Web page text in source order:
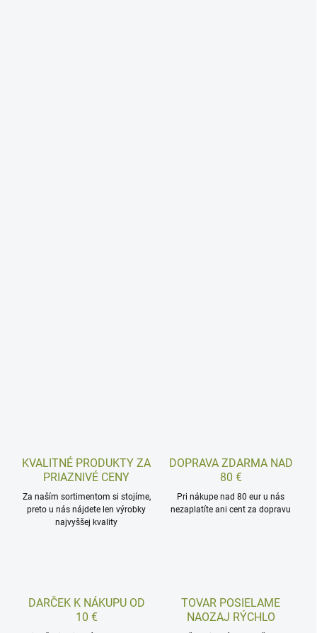
KVALITNÉ PRODUKTY ZA
PRIAZNIVÉ CENY
Za naším sortimentom si stojíme,
preto u nás nájdete len výrobky
najvyššej kvality
DOPRAVA ZDARMA NAD
80 €
Pri nákupe nad 80 eur u nás
nezaplatíte ani cent za dopravu
DARČEK K NÁKUPU OD
10 €
TOVAR POSIELAME
NAOZAJ RÝCHLO